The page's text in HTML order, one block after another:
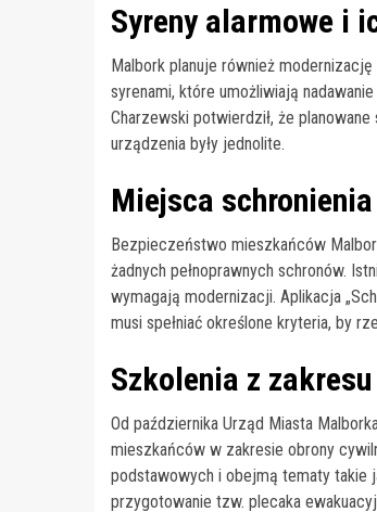
Syreny alarmowe i
Malbork planuje również
syrenami, które umożliwiają
Charzewski potwierdził, że
urządzenia były jednolite.
Miejsca
Bezpieczeństwo mieszkańców
żadnych pełnoprawnych schronów.
wymagają modernizacji. Aplikacja
musi spełniać określone kryteria, by
Szkolenia z
Od października Urząd Miasta
mieszkańców w zakresie obrony
podstawowych i obejmą tematy takie
przygotowanie tzw. plecaka